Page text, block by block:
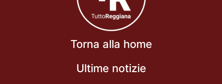
Torna alla home
Ultime notizie